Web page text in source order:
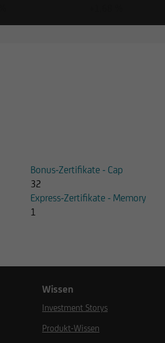
Bonus-Zertifikate - Cap
32
Express-Zertifikate - Memory
1
Wissen
Investment Storys
Produkt-Wissen